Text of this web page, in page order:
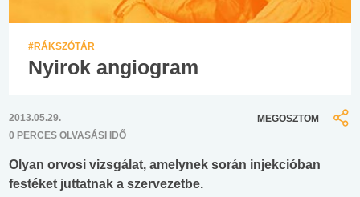
#RÁKSZÓTÁR
Nyirok angiogram
2013.05.29.
0 PERCES OLVASÁSI IDŐ
MEGOSZTOM
Olyan orvosi vizsgálat, amelynek során injekcióban
festéket juttatnak a szervezetbe.